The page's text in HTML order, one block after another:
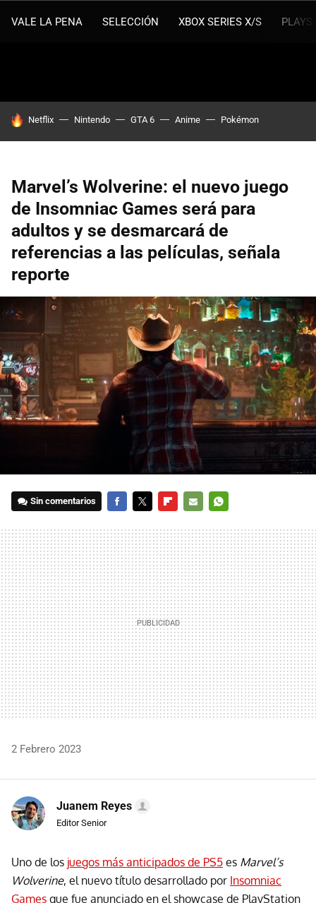
VALE LA PENA SELECCIÓN XBOX SERIES X/S
HOY SE HABLA DE
Netflix Nintendo GTA 6 Anime Pokémon
Marvel’s Wolverine: el nuevo juego
de Insomniac Games será para
adultos y se desmarcará de
referencias a las películas, señala
reporte
Sin comentarios
MAIL
2 Febrero 2023
Juanem Reyes
Editor Senior
Uno de los juegos más anticipados de PS5 es Marvel’s
Wolverine, el nuevo título desarrollado por Insomniac
Games que fue anunciado en el showcase de PlayStation